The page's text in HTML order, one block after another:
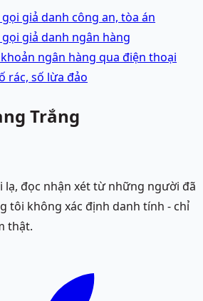
giả danh công an, tòa án
giả danh ngân hàng
ngân hàng qua điện thoại
rác, số lừa đảo
Trắng
lạ, đọc nhận xét từ những người đã
tôi không xác định danh tính - chỉ
thật.